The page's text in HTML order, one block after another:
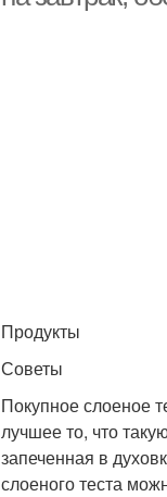
Продукты
Советы
Покупное слоеное
лучшее то, что
запеченная в
слоеного теста